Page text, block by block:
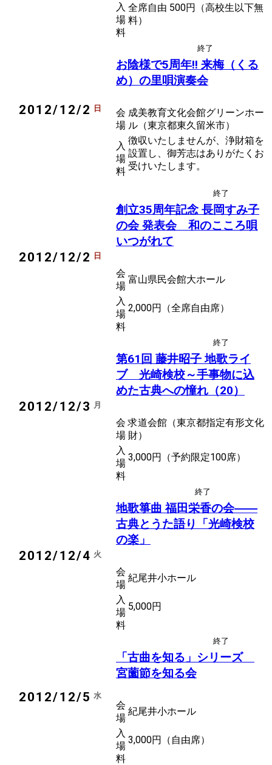
入
場
料
全席自由 500円（高校生以下無
料）
2012/12/2 日
終了
お陰様で5周年!! 来梅（くる
め）の里唄演奏会
会
場
成美教育文化会館グリーンホー
ル（東京都東久留米市）
入
場
料
徴収いたしませんが、浄財箱を
設置し、御芳志はありがたくお
受けいたします。
2012/12/2 日
終了
創立35周年記念 長岡すみ子
の会 発表会 和のこころ唄
いつがれて
会
場
富山県民会館大ホール
入
場
料
2,000円（全席自由席）
2012/12/3 月
終了
第61回 藤井昭子 地歌ライ
ブ 光崎検校～手事物に込
めた古典への憧れ（20）
会
場
求道会館（東京都指定有形文化
財）
入
場
料
3,000円（予約限定100席）
2012/12/4 火
終了
地歌箏曲 福田栄香の会――
古典とうた語り「光崎検校
の楽」
会
場
紀尾井小ホール
入
場
料
5,000円
2012/12/5 水
終了
「古曲を知る」シリーズ
宮薗節を知る会
会
場
紀尾井小ホール
入
場
料
3,000円（自由席）